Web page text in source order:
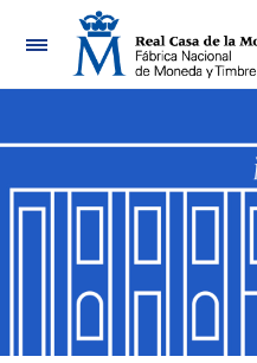
Navegació
Mostra/Amaga
Mostra/Amaga
Mostra/Amaga